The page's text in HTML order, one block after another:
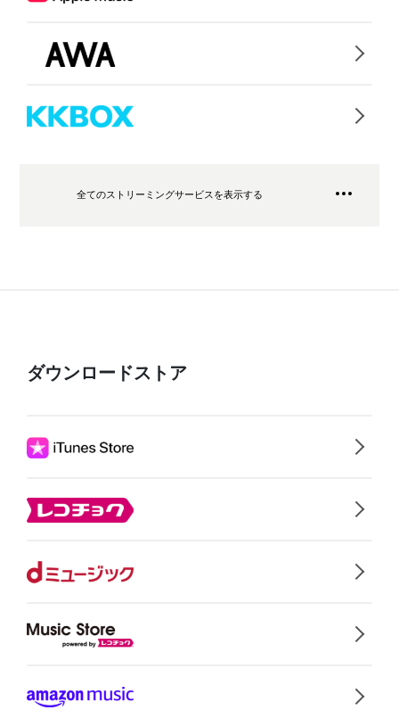
全てのストリーミングサービスを表示する
ダウンロードストア